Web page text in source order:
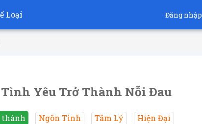
Loại Đăng nhập
Yêu Trở Thành Nỗi Đau
thành Ngôn Tình Tâm Lý Hiện Đại